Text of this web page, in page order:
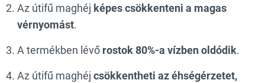
Az útifű maghéj képes csökkenteni a magas
vérnyomást.
A termékben lévő rostok 80%-a vízben oldódik.
Az útifű maghéj csökkentheti az éhségérzetet,